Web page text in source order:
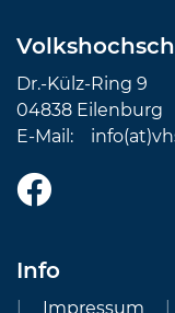
Dr.-Külz-Ring 9
04838 Eilenburg
E-Mail:
Info
Impressum